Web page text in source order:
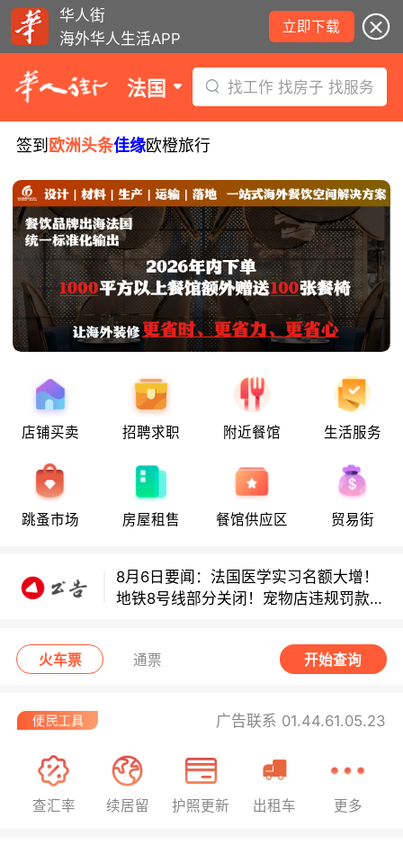
华人街
海外华人生活APP
立即下载
法国 找工作 找房子 找服务
签到 欧洲头条佳缘欧橙旅行
店铺买卖 招聘求职 附近餐馆 生活服务
跳蚤市场 房屋租售 餐馆供应区 贸易街
8月6日要闻：法国医学实习名额大增！
地铁8号线部分关闭！宠物店违规罚款出
炉！
巴黎地铁音乐家海选启动！
8月6日要闻：法国医学实习名额大增！
炉！
巴黎地铁音乐家海选启动！
火车票 通票 开始查询
广告联系 01.44.61.05.23
查汇率 续居留 护照更新 出租车 更多